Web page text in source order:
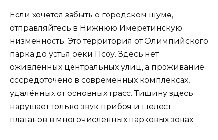
Если хочется забыть о городском шуме,
отправляйтесь в Нижнюю Имеретинскую
низменность. Это территория от Олимпийского
парка до устья реки Псоу. Здесь нет
оживлённых центральных улиц, а проживание
сосредоточено в современных комплексах,
удалённых от основных трасс. Тишину здесь
нарушает только звук прибоя и шелест
платанов в многочисленных парковых зонах.